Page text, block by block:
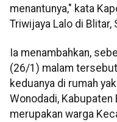
menantunya," kata
Triwijaya Lalo di Blitar,
Ia menambahkan,
(26/1) malam
keduanya di rumah
Wonodadi, Kabupaten
merupakan warga